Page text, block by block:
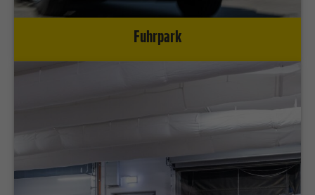
Fuhrpark